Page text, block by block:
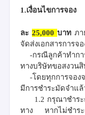
1.เงื่อนไขการจอง
ละ 25,000 บาท ภา
จัดส่งเอกสารการจ
-กรณีลูกค้าทำก
ทางบริษัทขอสงวนสิ
-โดยทุกการจอง
มีการชำระมัดจำแล้
1.2 กรุณาชำร
ทาง
หากไม่ชำ